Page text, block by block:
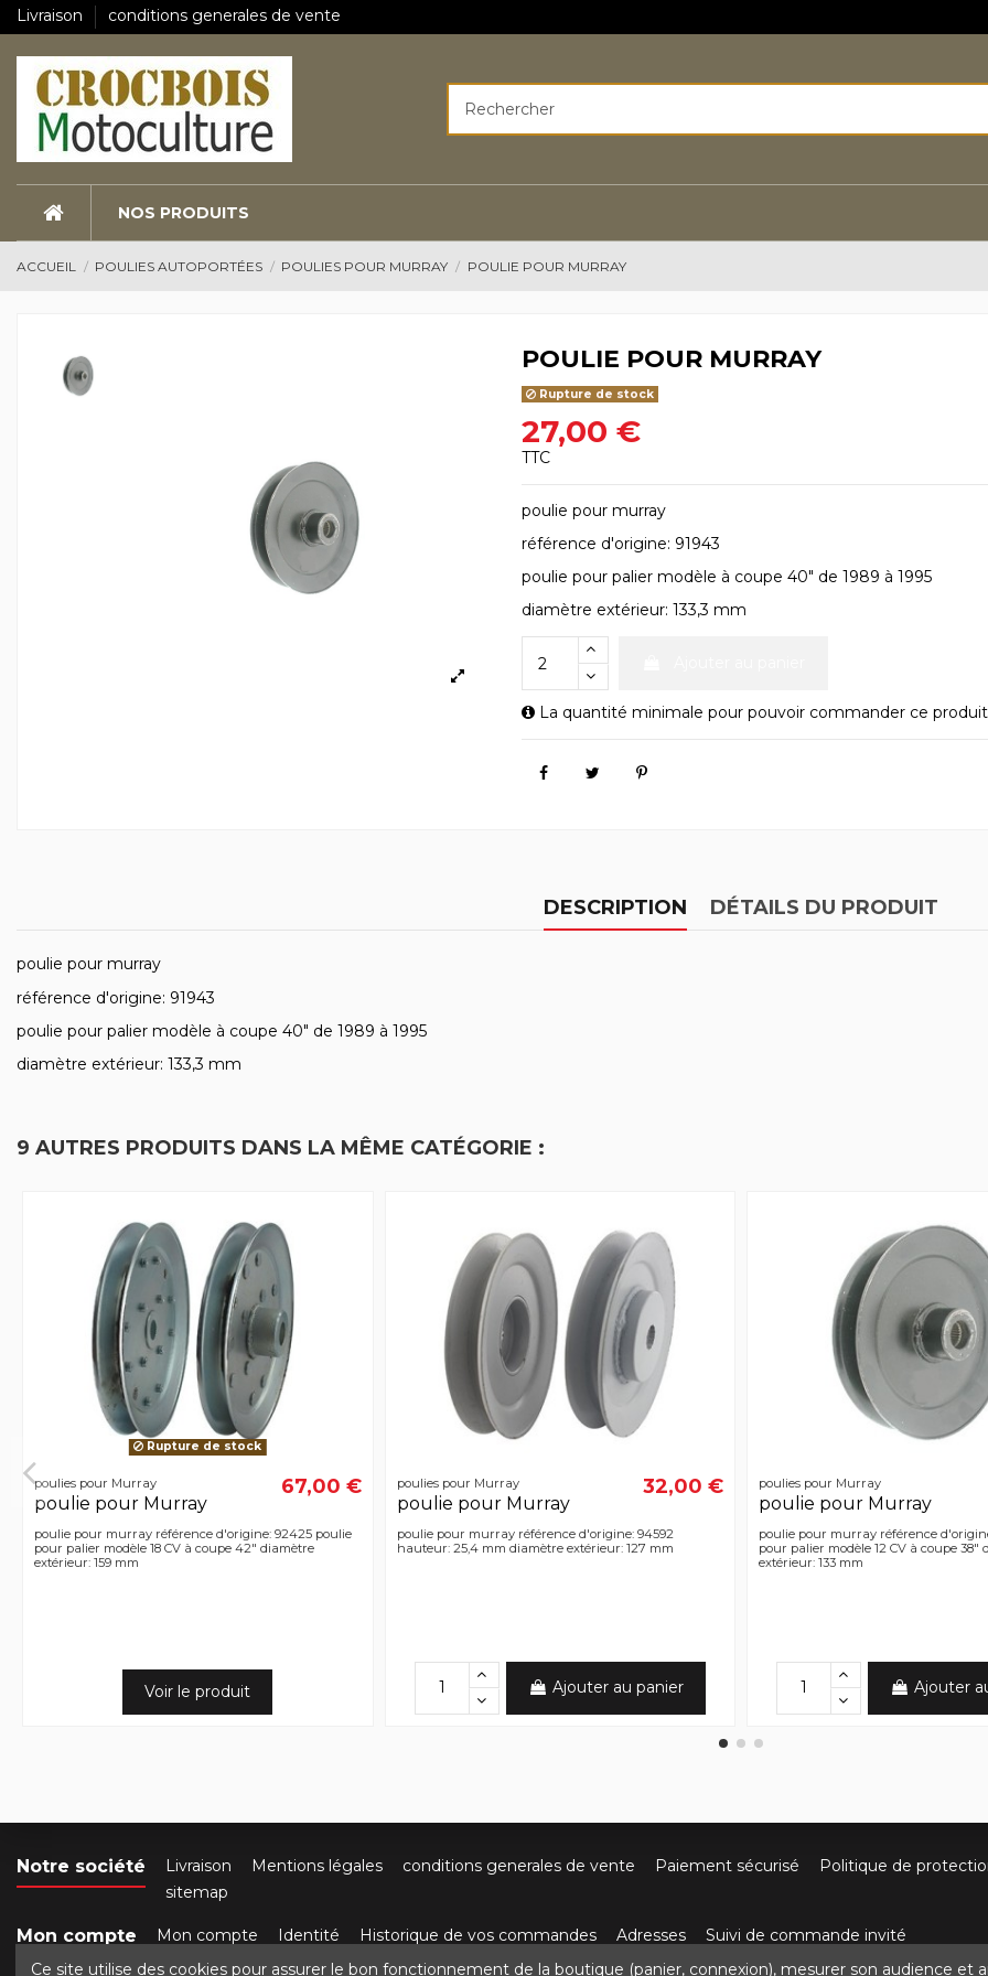
Livraison conditions generales de vente
NOS PRODUITS
ACCUEIL POULIES AUTOPORTÉES POULIES POUR MURRAY POULIE POUR MURRAY
POULIE POUR MURRAY
Rupture de stock
27,00 €
TTC
poulie pour murray
référence d'origine: 91943
poulie pour palier modèle à coupe 40" de 1989 à 1995
diamètre extérieur: 133,3 mm
La quantité minimale pour pouvoir commander ce produit
DESCRIPTION DÉTAILS DU PRODUIT
poulie pour murray
référence d'origine: 91943
poulie pour palier modèle à coupe 40" de 1989 à 1995
diamètre extérieur: 133,3 mm
9 AUTRES PRODUITS DANS LA MÊME CATÉGORIE :
Rupture de stock
poulies pour Murray
poulie pour Murray
67,00 €
poulie pour murray référence d'origine: 92425 poulie
pour palier modèle 18 CV à coupe 42" diamètre
extérieur: 159 mm
Voir le produit
poulies pour Murray
poulie pour Murray
32,00 €
poulie pour murray référence d'origine: 94592
hauteur: 25,4 mm diamètre extérieur: 127 mm
Ajouter au panier
poulies pour Murray
poulie pour Murray
poulie pour murray référence
pour palier modèle 12 CV à coupe 38"
extérieur: 133 mm
Ajouter
Notre société Livraison Mentions légales conditions generales de vente Paiement sécurisé Politique de
sitemap
Mon compte Mon compte Identité Historique de vos commandes Adresses
Suivi de commande invité
Ce site utilise des cookies pour assurer le bon fonctionnement de la boutique (panier, connexion), mesurer son audience